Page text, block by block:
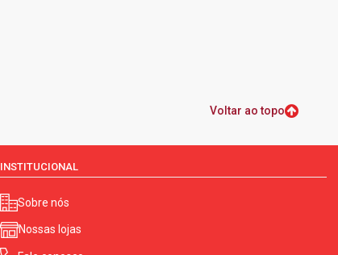
Voltar ao topo
INSTITUCIONAL
Sobre nós
Nossas lojas